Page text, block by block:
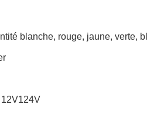
blanche, rouge, jaune, verte,